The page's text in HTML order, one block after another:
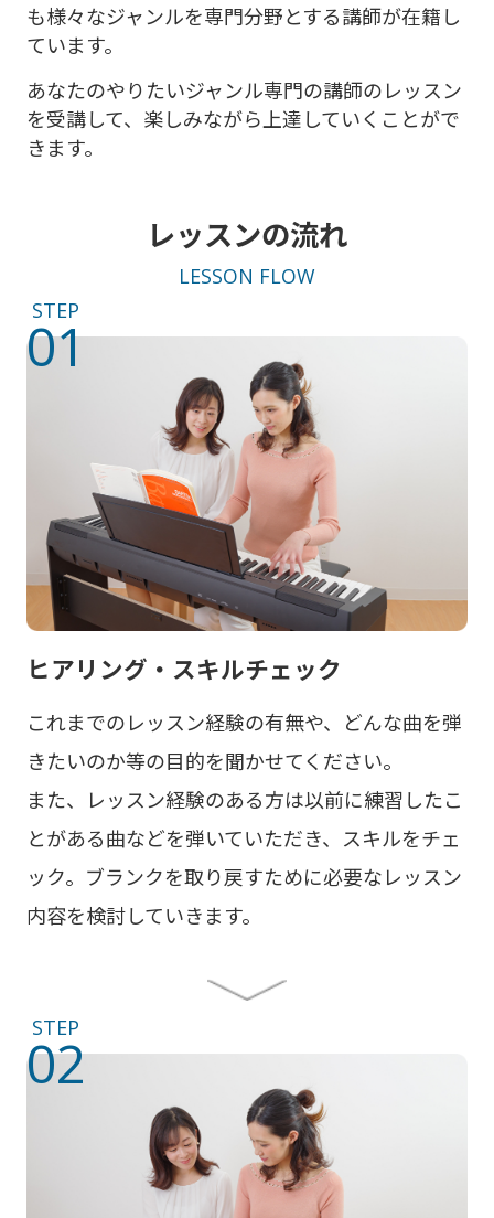
も様々なジャンルを専門分野とする講師が在籍し
ています。
あなたのやりたいジャンル専門の講師のレッスン
を受講して、楽しみながら上達していくことがで
きます。
レッスンの流れ
LESSON FLOW
STEP
01
ヒアリング・スキルチェック
これまでのレッスン経験の有無や、どんな曲を弾
きたいのか等の目的を聞かせてください。
また、レッスン経験のある方は以前に練習したこ
とがある曲などを弾いていただき、スキルをチェ
ック。ブランクを取り戻すために必要なレッスン
内容を検討していきます。
STEP
02